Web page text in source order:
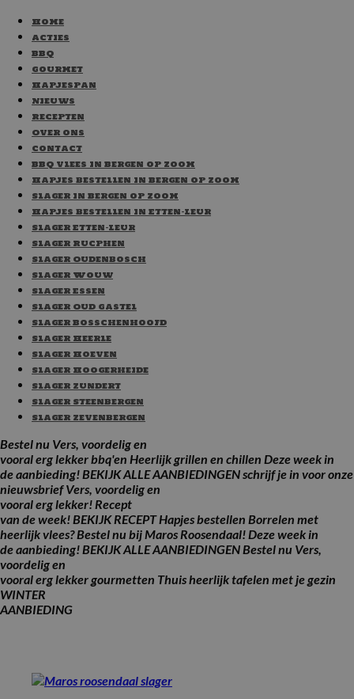
Home
Acties
BBQ
Gourmet
Hapjespan
Nieuws
Recepten
Over ons
Contact
BBQ vlees in Bergen op Zoom
Hapjes bestellen in Bergen op Zoom
Slager in Bergen op Zoom
Hapjes bestellen in Etten-Leur
Slager Etten-Leur
Slager Rucphen
Slager Oudenbosch
Slager Wouw
Slager Essen
Slager Oud Gastel
Slager Bosschenhoofd
Slager Heerle
Slager Hoeven
Slager Hoogerheide
Slager Zundert
Slager Steenbergen
Slager Zevenbergen
Bestel nu Vers, voordelig en
vooral erg lekker bbq'en Heerlijk grillen en chillen Deze week in
de aanbieding!BEKIJK ALLE AANBIEDINGENschrijf je in voor onze
nieuwsbrief Vers, voordelig en
vooral erg lekker!Recept
van de week!BEKIJK RECEPTHapjes bestellen Borrelen met
heerlijk vlees?Bestel nu bij Maros Roosendaal!Deze week in
de aanbieding!BEKIJK ALLE AANBIEDINGENBestel nu Vers,
voordelig en
vooral erg lekker gourmetten Thuis heerlijk tafelen met je gezin
WINTER
AANBIEDING